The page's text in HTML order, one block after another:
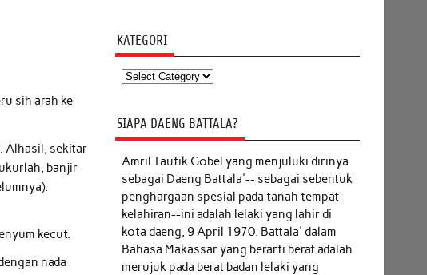
sih arah ke
Alhasil, sekitar
banjir
kecut.
nada
KATEGORI
Kategori
SIAPA DAENG BATTALA?
Amril Taufik Gobel yang menjuluki dirinya
sebagai Daeng Battala'-- sebagai sebentuk
penghargaan spesial pada tanah tempat
kelahiran--ini adalah lelaki yang lahir di
kota daeng, 9 April 1970. Battala' dalam
Bahasa Makassar yang berarti berat adalah
merujuk pada berat badan lelaki yang